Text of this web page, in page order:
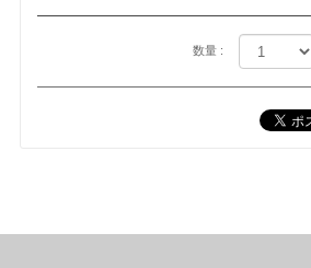
数量 :